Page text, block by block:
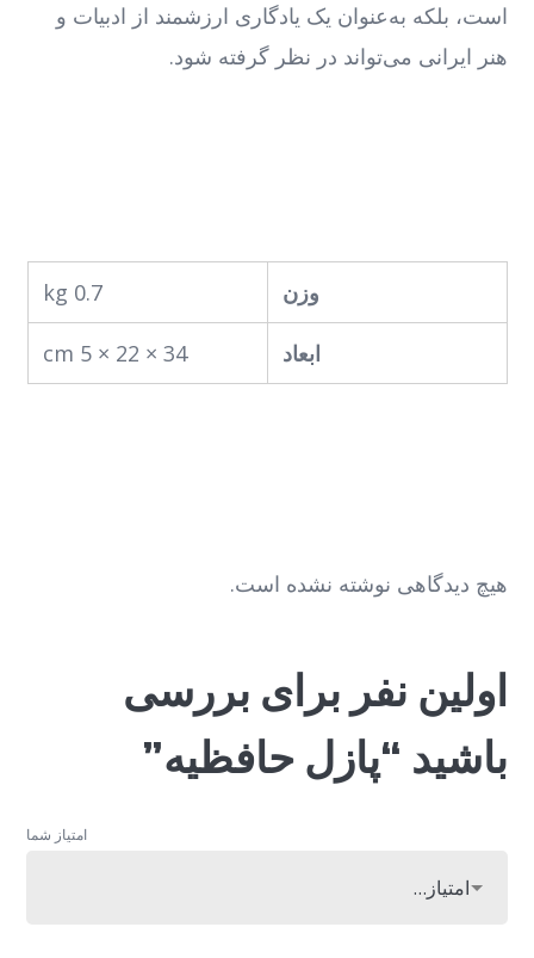
است، بلکه به‌عنوان یک یادگاری ارزشمند از ادبیات و
هنر ایرانی می‌تواند در نظر گرفته شود.
وزن 0.7 kg
ابعاد 34 × 22 × 5 cm
هیچ دیدگاهی نوشته نشده است.
اولین نفر برای بررسی
باشید “پازل حافظیه”
امتیاز شما